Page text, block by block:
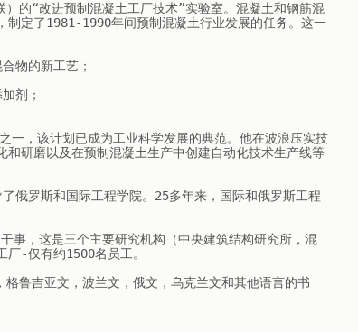
的“改进预制混凝土工厂技术”实验室。混凝土和钢筋混
制定了1981-1990年间预制混凝土行业发展的任务。这一
物的新工艺；
剂；
，该计划已成为工业科学发展的典范。他在波浪压实技
研磨以及在预制混凝土生产中创建自动化技术生产线等
俄罗斯和国际工程学院。25多年来，国际和俄罗斯工程
事，这是三个主要研究机构（中央建筑结构研究所，混
厂-仅有约1500名员工。
鲁吉亚文，波兰文，俄文，乌克兰文和其他语言的书